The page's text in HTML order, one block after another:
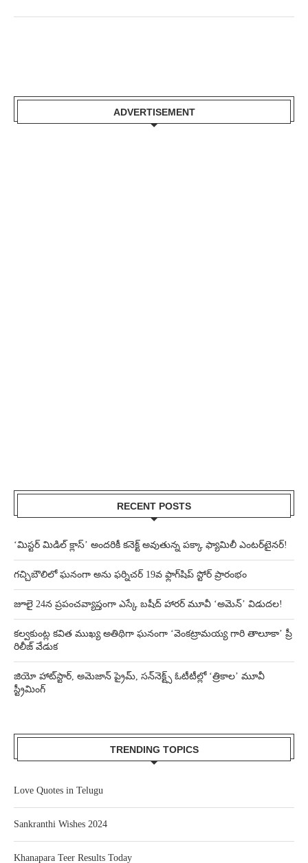
ADVERTISEMENT
RECENT POSTS
‘మిస్టర్ మిడిల్ క్లాస్’ అందరికీ కనెక్ట్ అవుతున్న పక్కా ఫ్యామిలీ ఎంటర్‌టైనర్!
గచ్చిబౌలిలో ఘనంగా అను ఫర్నిచర్ 19వ ఫ్లాగ్‌షిప్ స్టోర్ ప్రారంభం
జూలై 24న ప్రపంచవ్యాప్తంగా ఎస్కే బషీద్‌ హారర్ మూవీ ‘అమెన్’ విడుదల!
కల్వకుంట్ల కవిత ముఖ్య అతిథిగా ఘనంగా ‘వెంకట్రామయ్య గారి తాలూకా’ ప్రీ
రిలీజ్ వేడుక
జియో హాట్‌స్టార్, అమెజాన్ ప్రైమ్, సన్‌నెక్ట్స్ ఓటీటీల్లో ‘త్రికాల’ మూవీ
స్ట్రీమింగ్
TRENDING TOPICS
Love Quotes in Telugu
Sankranthi Wishes 2024
Khanapara Teer Results Today